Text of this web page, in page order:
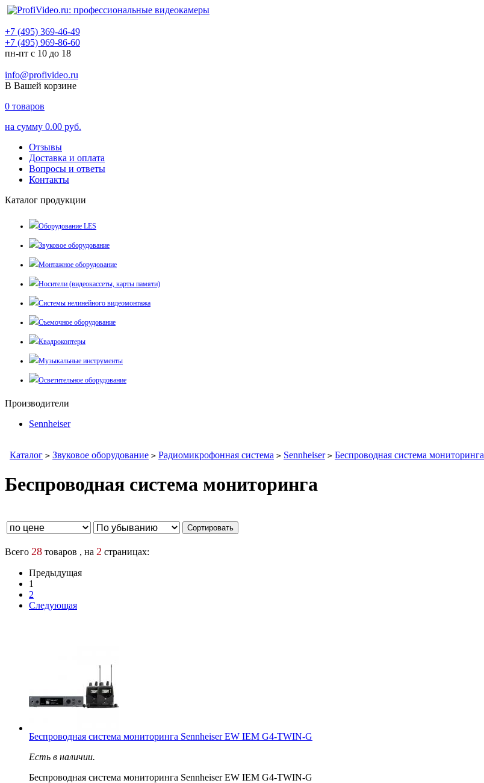
+7 (495) 369-46-49
+7 (495) 969-86-60
пн-пт с 10 до 18
info@profivideo.ru
В Вашей корзине
0 товаров
на сумму 0.00 руб.
Отзывы
Доставка и оплата
Вопросы и ответы
Контакты
Каталог продукции
Оборудование LES
Звуковое оборудование
Монтажное оборудование
Носители (видеокассеты, карты памяти)
Системы нелинейного видеомонтажа
Съемочное оборудование
Квадрокоптеры
Музыкальные инструменты
Осветительное оборудование
Производители
Sennheiser
Каталог > Звуковое оборудование > Радиомикрофонная система > Sennheiser > Беспроводная система мониторинга
Беспроводная система мониторинга
Всего 28 товаров , на 2 страницах:
Предыдущая
1
2
Следующая
Беспроводная система мониторинга Sennheiser EW IEM G4-TWIN-G
Есть в наличии.
Беспроводная система мониторинга Sennheiser EW IEM G4-TWIN-G